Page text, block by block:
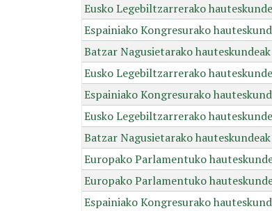
Eusko Legebiltzarrerako
Espainiako Kongresurako
Batzar Nagusietarako
Eusko Legebiltzarrerako
Espainiako Kongresurako
Eusko Legebiltzarrerako
Batzar Nagusietarako
Europako Parlamentuko
Europako Parlamentuko
Espainiako Kongresurako